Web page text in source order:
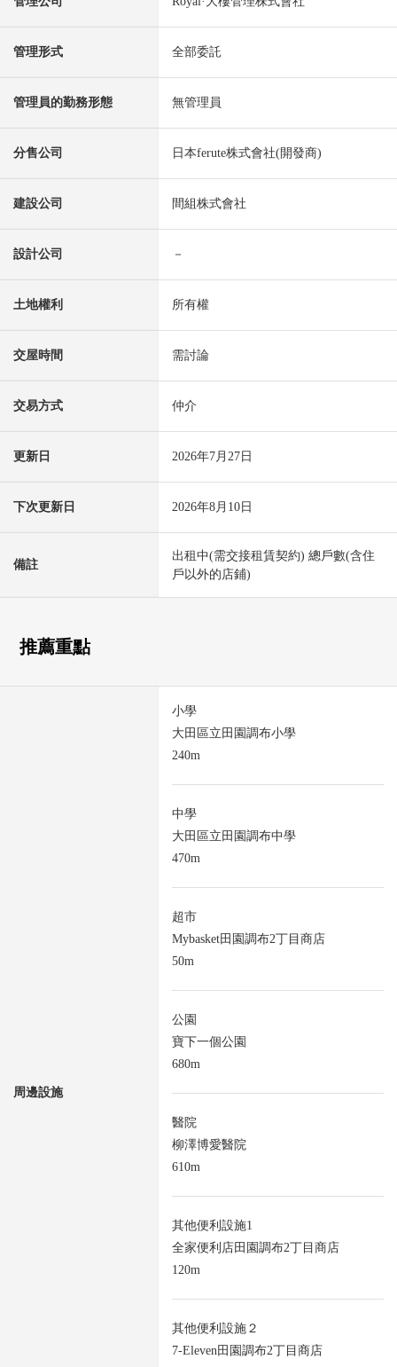
管理形式 全部委託
管理員的勤務形態 無管理員
分售公司 日本ferute株式會社(開發商)
建設公司 間組株式會社
設計公司 －
土地權利 所有權
交屋時間 需討論
交易方式 仲介
更新日 2026年7月27日
下次更新日 2026年8月10日
備註
出租中(需交接租賃契約) 總戶數(含住
戶以外的店鋪)
推薦重點
周邊設施
小學
大田區立田園調布小學
240m
中學
大田區立田園調布中學
470m
超市
Mybasket田園調布2丁目商店
50m
公園
寶下一個公園
680m
醫院
柳澤博愛醫院
610m
其他便利設施1
全家便利店田園調布2丁目商店
120m
其他便利設施２
7-Eleven田園調布2丁目商店